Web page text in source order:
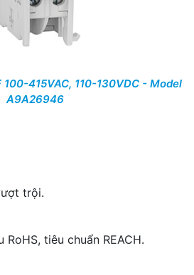
415VAC, 110-130VDC - Model
A9A26946
trội.
tiêu chuẩn REACH.